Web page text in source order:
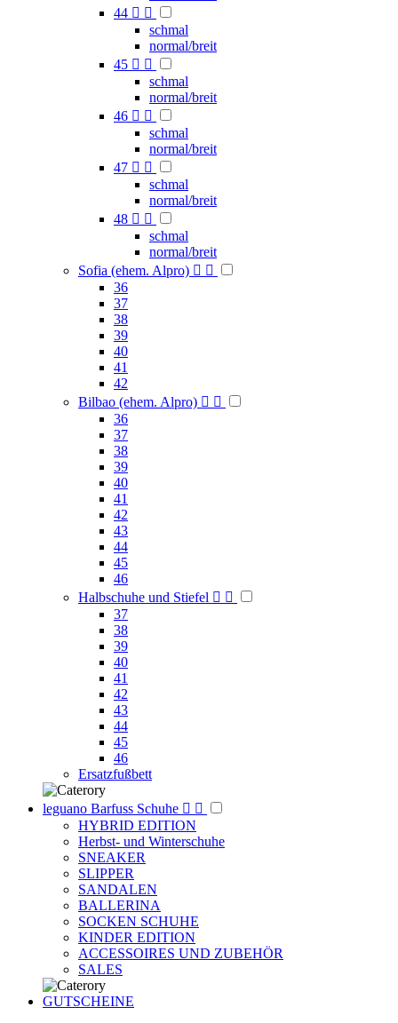
44  
schmal
normal/breit
45  
schmal
normal/breit
46  
schmal
normal/breit
47  
schmal
normal/breit
48  
schmal
normal/breit
Sofia (ehem. Alpro)  
36
37
38
39
40
41
42
Bilbao (ehem. Alpro)  
36
37
38
39
40
41
42
43
44
45
46
Halbschuhe und Stiefel  
37
38
39
40
41
42
43
44
45
46
Ersatzfußbett
leguano Barfuss Schuhe  
HYBRID EDITION
Herbst- und Winterschuhe
SNEAKER
SLIPPER
SANDALEN
BALLERINA
SOCKEN SCHUHE
KINDER EDITION
ACCESSOIRES UND ZUBEHÖR
SALES
GUTSCHEINE